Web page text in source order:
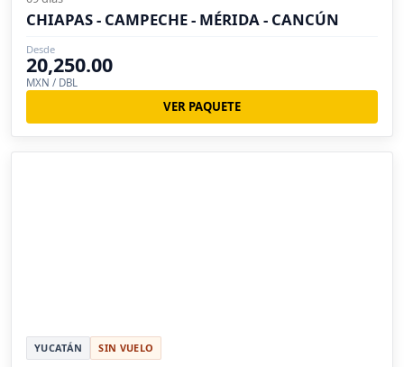
CHIAPAS - CAMPECHE - MÉRIDA - CANCÚN
Desde
20,250.00
MXN / DBL
VER PAQUETE
YUCATÁN SIN VUELO